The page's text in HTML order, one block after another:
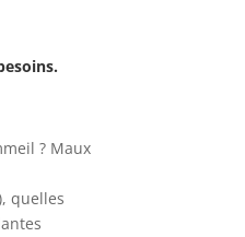
? Maux
quelles